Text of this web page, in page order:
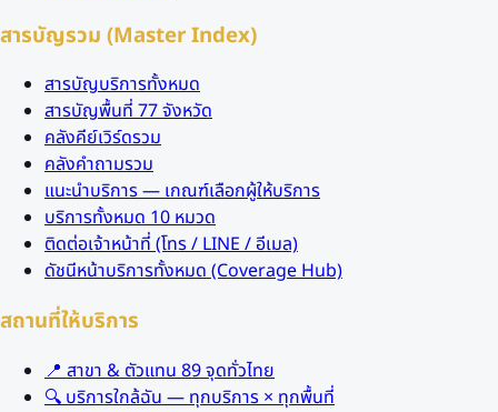
สารบัญรวม (Master Index)
สารบัญบริการทั้งหมด
สารบัญพื้นที่ 77 จังหวัด
คลังคีย์เวิร์ดรวม
คลังคำถามรวม
แนะนำบริการ — เกณฑ์เลือกผู้ให้บริการ
บริการทั้งหมด 10 หมวด
ติดต่อเจ้าหน้าที่ (โทร / LINE / อีเมล)
ดัชนีหน้าบริการทั้งหมด (Coverage Hub)
สถานที่ให้บริการ
📍 สาขา & ตัวแทน 89 จุดทั่วไทย
🔍 บริการใกล้ฉัน — ทุกบริการ × ทุกพื้นที่